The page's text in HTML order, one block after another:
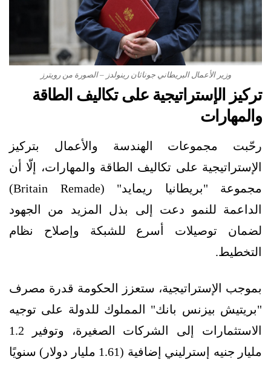
وزير الأعمال البريطاني جوناثان رينولدز – الصورة من رويترز
تركيز الإستراتيجية على تكاليف الطاقة
والمهارات
رحّبت مجموعات الهندسة والأعمال بتركيز
الإستراتيجية على تكاليف الطاقة والمهارات، إلّا أن
مجموعة "بريطانيا ريمايد" (Britain Remade)
الداعمة للنمو دعت إلى بذل المزيد من الجهود
لضمان توصيلات أسرع للشبكة وإصلاح نظام
التخطيط.
بموجب الإستراتيجية، ستعزز الحكومة قدرة مصرف
"بريتيش بيزنس بانك" المملوك للدولة على توجيه
الاستثمارات إلى الشركات الصغيرة، وتوفير 1.2
مليار جنيه إسترليني إضافية (1.61 مليار دولار) سنويًا